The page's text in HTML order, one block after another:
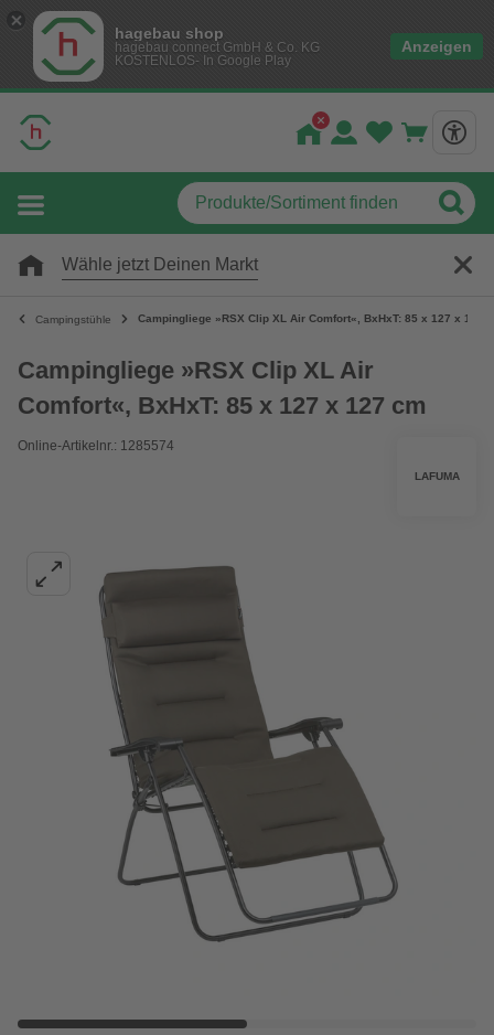
hagebau shop
hagebau connect GmbH & Co. KG
KOSTENLOS- In Google Play
Anzeigen
Wähle jetzt Deinen Markt
Campingstühle Campingliege »RSX Clip XL Air Comfort«, BxHxT: 85 x 127 x 127
Campingliege »RSX Clip XL Air
Comfort«, BxHxT: 85 x 127 x 127 cm
Online-Artikelnr.: 1285574
LAFUMA